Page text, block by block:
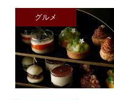
グルメ